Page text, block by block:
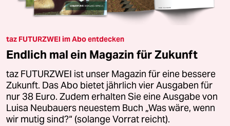
taz FUTURZWEI im Abo entdecken
Endlich mal ein Magazin für Zukunft
taz FUTURZWEI ist unser Magazin für eine bessere
Zukunft. Das Abo bietet jährlich vier Ausgaben für
nur 38 Euro. Zudem erhalten Sie eine Ausgabe von
Luisa Neubauers neuestem Buch „Was wäre, wenn
wir mutig sind?“ (solange Vorrat reicht).